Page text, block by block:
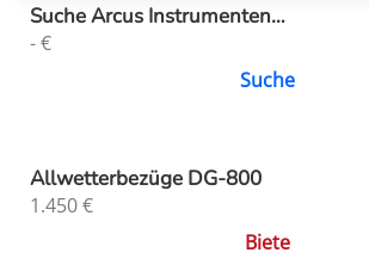
Suche Arcus Instrumenten…
-€
Suche
Allwetterbezüge DG-800
1.450€
Biete